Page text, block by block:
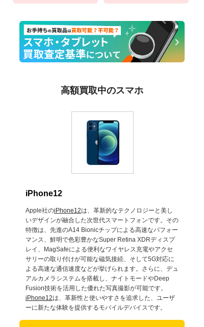
高額買取中のスマホ
iPhone12
Apple社のiPhone12は、革新的なテクノロジーと美し
いデザインが融合した次世代スマートフォンです。その
特徴は、先進のA14 Bionicチップによる高速なパフォー
マンス、鮮明で色彩豊かなSuper Retina XDRディスプ
レイ、MagSafeによる便利なワイヤレス充電やアクセ
サリーの取り付けが可能な磁気接続、そして5G対応に
よる高速な通信速度などが挙げられます。さらに、デュ
アルカメラシステムを搭載し、ナイトモードやDeep
Fusion技術を活用した優れた写真撮影が可能です。
iPhone12は、革新性と使いやすさを追求した、ユーザ
ーに新たな体験を提供するモバイルデバイスです。